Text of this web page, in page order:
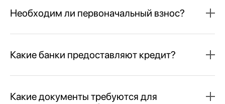
Необходим ли первоначальный взнос?
Какие банки предоставляют кредит?
Какие документы требуются для